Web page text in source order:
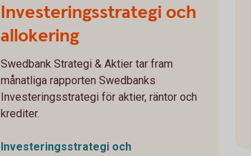
Investeringsstrategi och
allokering
Swedbank Strategi & Aktier tar fram
månatliga rapporten Swedbanks
Investeringsstrategi för aktier, räntor och
krediter.
Investeringsstrategi och